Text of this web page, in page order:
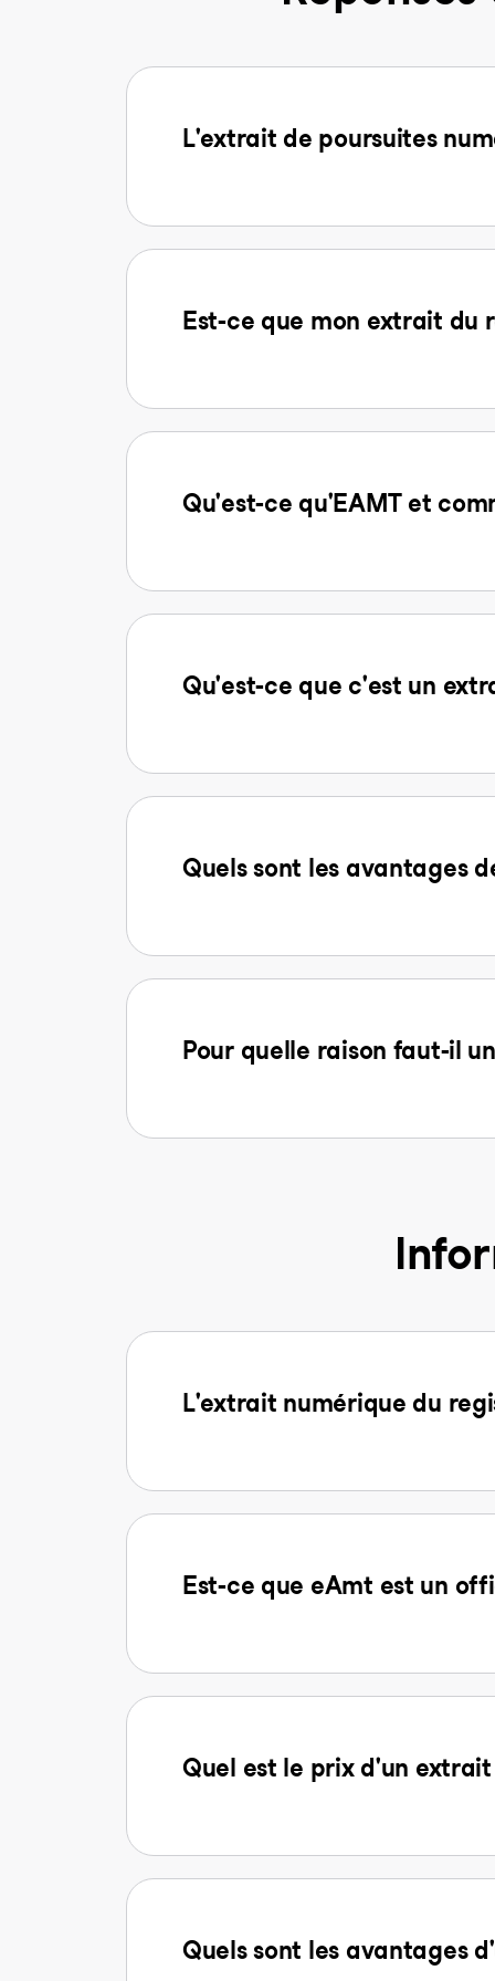
L'extrait de poursuites
Est-ce que mon extrait du
Qu'est-ce qu'EAMT et
Qu'est-ce que c'est un
Quels sont les avantages
Pour quelle raison faut-il
L'extrait numérique du
Est-ce que eAmt est un
Quel est le prix d'un
Quels sont les avantages